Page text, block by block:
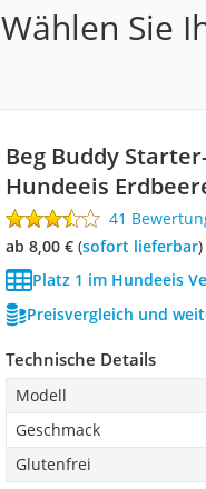
Wählen Sie
Beg Buddy
Hundeeis
41
ab 8,00 €( Sofort lieferbar)
Platz 1 im Hundeeis
Preisvergleich und
Technische Details
Modell
Geschmack
Glutenfrei